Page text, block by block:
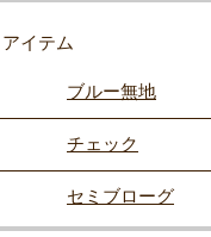
イテム
ブルー無地
チェック
セミブローグ